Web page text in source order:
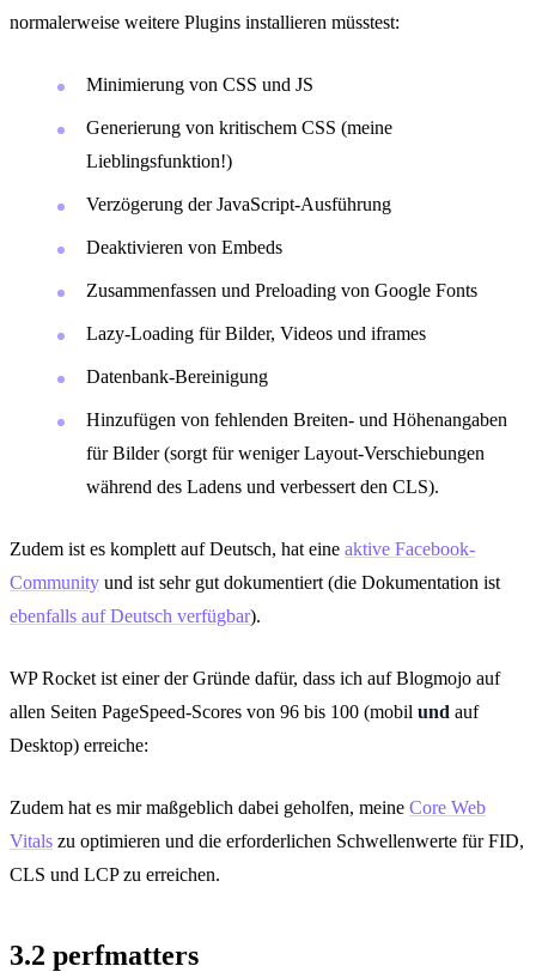
normalerweise weitere Plugins installieren müsstest:
Minimierung von CSS und JS
Generierung von kritischem CSS (meine
Lieblingsfunktion!)
Verzögerung der JavaScript-Ausführung
Deaktivieren von Embeds
Zusammenfassen und Preloading von Google Fonts
Lazy-Loading für Bilder, Videos und iframes
Datenbank-Bereinigung
Hinzufügen von fehlenden Breiten- und Höhenangaben
für Bilder (sorgt für weniger Layout-Verschiebungen
während des Ladens und verbessert den CLS).
Zudem ist es komplett auf Deutsch, hat eine aktive Facebook-
Community und ist sehr gut dokumentiert (die Dokumentation ist
ebenfalls auf Deutsch verfügbar).
WP Rocket ist einer der Gründe dafür, dass ich auf Blogmojo auf
allen Seiten PageSpeed-Scores von 96 bis 100 (mobil und auf
Desktop) erreiche:
Zudem hat es mir maßgeblich dabei geholfen, meine Core Web
Vitals zu optimieren und die erforderlichen Schwellenwerte für FID,
CLS und LCP zu erreichen.
3.2 perfmatters